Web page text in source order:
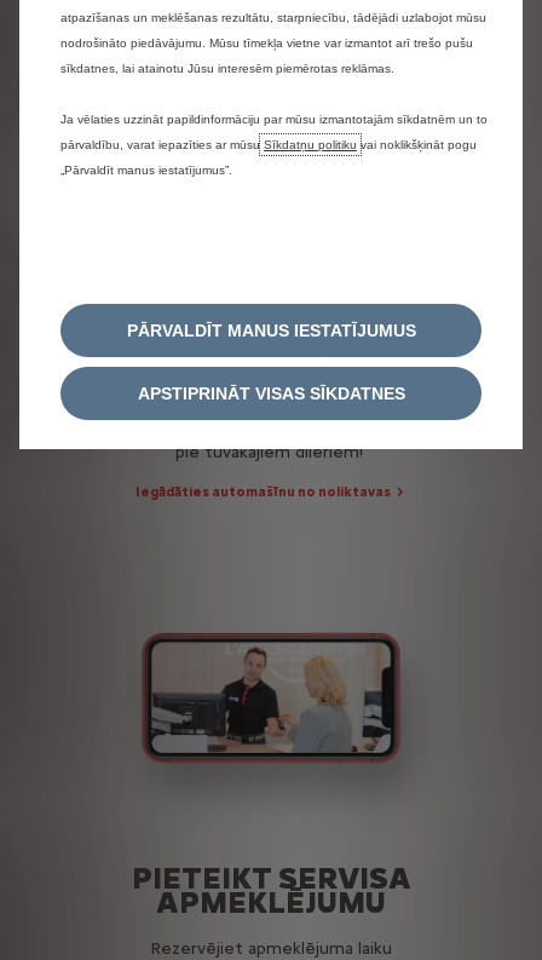
JAUNU AUTOMAŠĪNU
NOLIKTAVA
pie tuvākajiem dīleriem!
Iegādāties automašīnu no noliktavas
PIETEIKT SERVISA
APMEKLĒJUMU
Rezervējiet apmeklējuma laiku
atpazīšanas un meklēšanas rezultātu, starpniecību, tādējādi uzlabojot mūsu
nodrošināto piedāvājumu. Mūsu tīmekļa vietne var izmantot arī trešo pušu
sīkdatnes, lai atainotu Jūsu interesēm piemērotas reklāmas.
Ja vēlaties uzzināt papildinformāciju par mūsu izmantotajām sīkdatnēm un to
pārvaldību, varat iepazīties ar mūsu Sīkdatņu politiku vai noklikšķināt pogu
„Pārvaldīt manus iestatījumus”.
PĀRVALDĪT MANUS IESTATĪJUMUS
APSTIPRINĀT VISAS SĪKDATNES